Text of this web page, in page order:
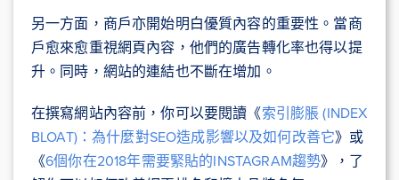
另一方面，商戶亦開始明白優質內容的重要性。當商
戶愈來愈重視網頁內容，他們的廣告轉化率也得以提
升。同時，網站的連結也不斷在增加。
在撰寫網站內容前，你可以要閱讀《索引膨脹 (INDEX
BLOAT)：為什麼對SEO造成影響以及如何改善它》或
《6個你在2018年需要緊貼的INSTAGRAM趨勢》，了